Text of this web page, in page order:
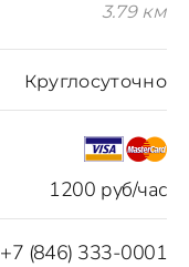
1200 руб/час
Круглосуточно
+7 (846) 333-0001
3.79 км